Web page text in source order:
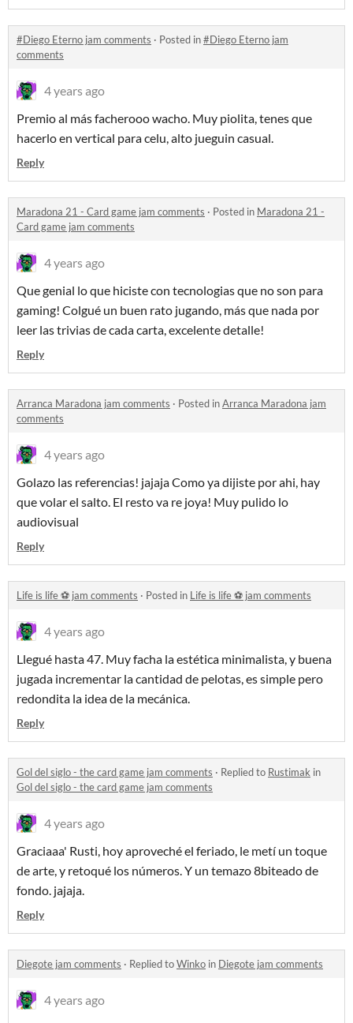
#Diego Eterno jam comments · Posted in#Diego Eterno jam
comments
4 years ago
Premio al más facherooo wacho. Muy piolita, tenes que
hacerlo en vertical para celu, alto jueguin casual.
Reply
Maradona 21 - Card game jam comments · Posted in Maradona 21 -
Card game jam comments
4 years ago
Que genial lo que hiciste con tecnologias que no son para
gaming! Colgué un buen rato jugando, más que nada por
leer las trivias de cada carta, excelente detalle!
Reply
Arranca Maradona jam comments · Posted inArranca Maradona jam
comments
4 years ago
Golazo las referencias! jajaja Como ya dijiste por ahi, hay
que volar el salto. El resto va re joya! Muy pulido lo
audiovisual
Reply
Life is life ⚽️ jam comments · Posted in Life is life ⚽️ jam comments
4 years ago
Llegué hasta 47. Muy facha la estética minimalista, y buena
jugada incrementar la cantidad de pelotas, es simple pero
redondita la idea de la mecánica.
Reply
Gol del siglo - the card game jam comments · Replied to Rustimak in
Gol del siglo - the card game jam comments
4 years ago
Graciaaa' Rusti, hoy aproveché el feriado, le metí un toque
de arte, y retoqué los números. Y un temazo 8biteado de
fondo. jajaja.
Reply
Diegote jam comments · Replied toWinko in Diegote jam comments
4 years ago